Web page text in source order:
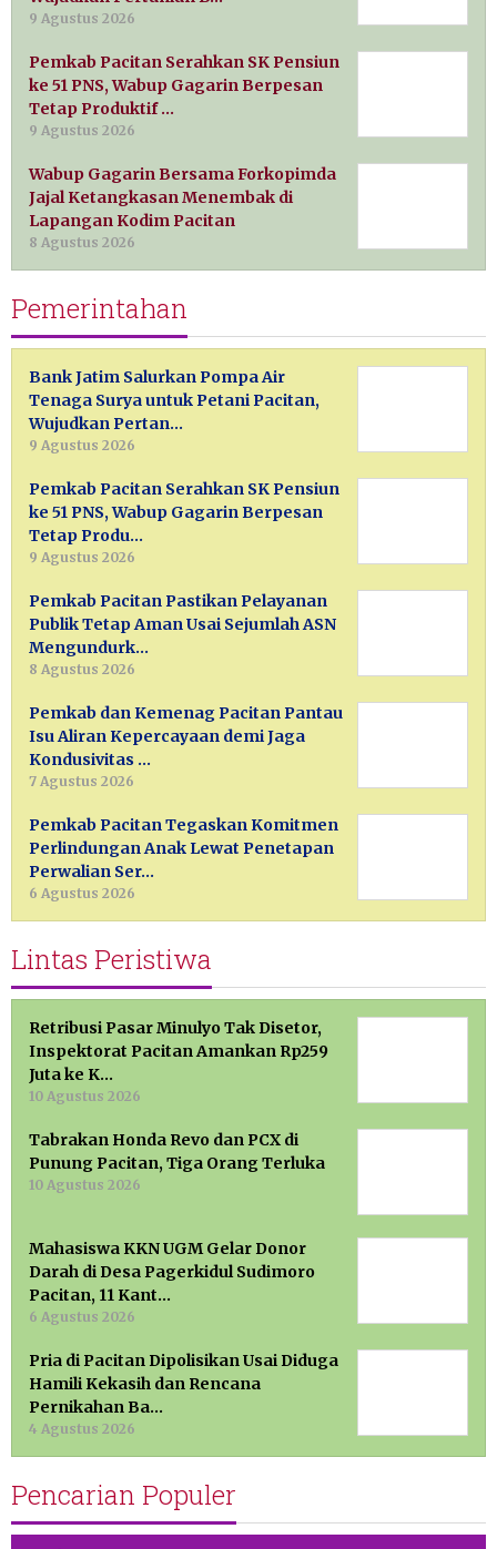
9 Agustus 2026
Pemkab Pacitan Serahkan SK Pensiun
ke 51 PNS, Wabup Gagarin Berpesan
Tetap Produktif …
9 Agustus 2026
Wabup Gagarin Bersama Forkopimda
Jajal Ketangkasan Menembak di
Lapangan Kodim Pacitan
8 Agustus 2026
Pemerintahan
Bank Jatim Salurkan Pompa Air
Tenaga Surya untuk Petani Pacitan,
Wujudkan Pertan…
9 Agustus 2026
Pemkab Pacitan Serahkan SK Pensiun
ke 51 PNS, Wabup Gagarin Berpesan
Tetap Produ…
9 Agustus 2026
Pemkab Pacitan Pastikan Pelayanan
Publik Tetap Aman Usai Sejumlah ASN
Mengundurk…
8 Agustus 2026
Pemkab dan Kemenag Pacitan Pantau
Isu Aliran Kepercayaan demi Jaga
Kondusivitas …
7 Agustus 2026
Pemkab Pacitan Tegaskan Komitmen
Perlindungan Anak Lewat Penetapan
Perwalian Ser…
6 Agustus 2026
Lintas Peristiwa
Retribusi Pasar Minulyo Tak Disetor,
Inspektorat Pacitan Amankan Rp259
Juta ke K…
10 Agustus 2026
Tabrakan Honda Revo dan PCX di
Punung Pacitan, Tiga Orang Terluka
10 Agustus 2026
Mahasiswa KKN UGM Gelar Donor
Darah di Desa Pagerkidul Sudimoro
Pacitan, 11 Kant…
6 Agustus 2026
Pria di Pacitan Dipolisikan Usai Diduga
Hamili Kekasih dan Rencana
Pernikahan Ba…
4 Agustus 2026
Pencarian Populer